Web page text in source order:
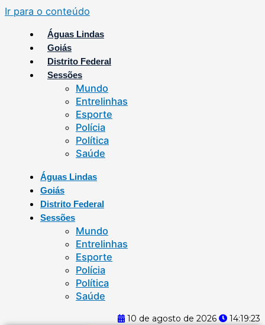
Ir para o conteúdo
Águas Lindas
Goiás
Distrito Federal
Sessões
Mundo
Entrelinhas
Esporte
Polícia
Política
Saúde
Águas Lindas
Goiás
Distrito Federal
Sessões
Mundo
Entrelinhas
Esporte
Polícia
Política
Saúde
10 de agosto de 2026 14:19:24